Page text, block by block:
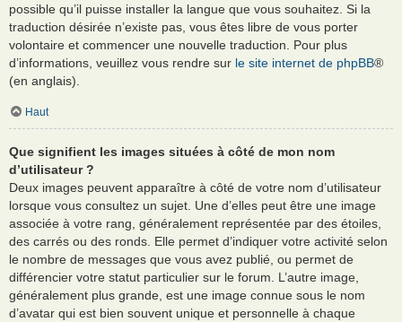
possible qu’il puisse installer la langue que vous souhaitez. Si la
traduction désirée n’existe pas, vous êtes libre de vous porter
volontaire et commencer une nouvelle traduction. Pour plus
d’informations, veuillez vous rendre sur le site internet de phpBB®
(en anglais).
Haut
Que signifient les images situées à côté de mon nom
d’utilisateur ?
Deux images peuvent apparaître à côté de votre nom d’utilisateur
lorsque vous consultez un sujet. Une d’elles peut être une image
associée à votre rang, généralement représentée par des étoiles,
des carrés ou des ronds. Elle permet d’indiquer votre activité selon
le nombre de messages que vous avez publié, ou permet de
différencier votre statut particulier sur le forum. L’autre image,
généralement plus grande, est une image connue sous le nom
d’avatar qui est bien souvent unique et personnelle à chaque